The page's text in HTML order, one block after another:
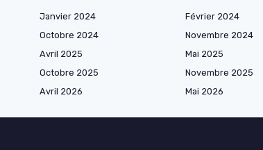
Janvier 2024 Février 2024
Octobre 2024
Novembre 2024
Avril 2025
Mai 2025
Octobre 2025
Novembre 2025
Avril 2026
Mai 2026